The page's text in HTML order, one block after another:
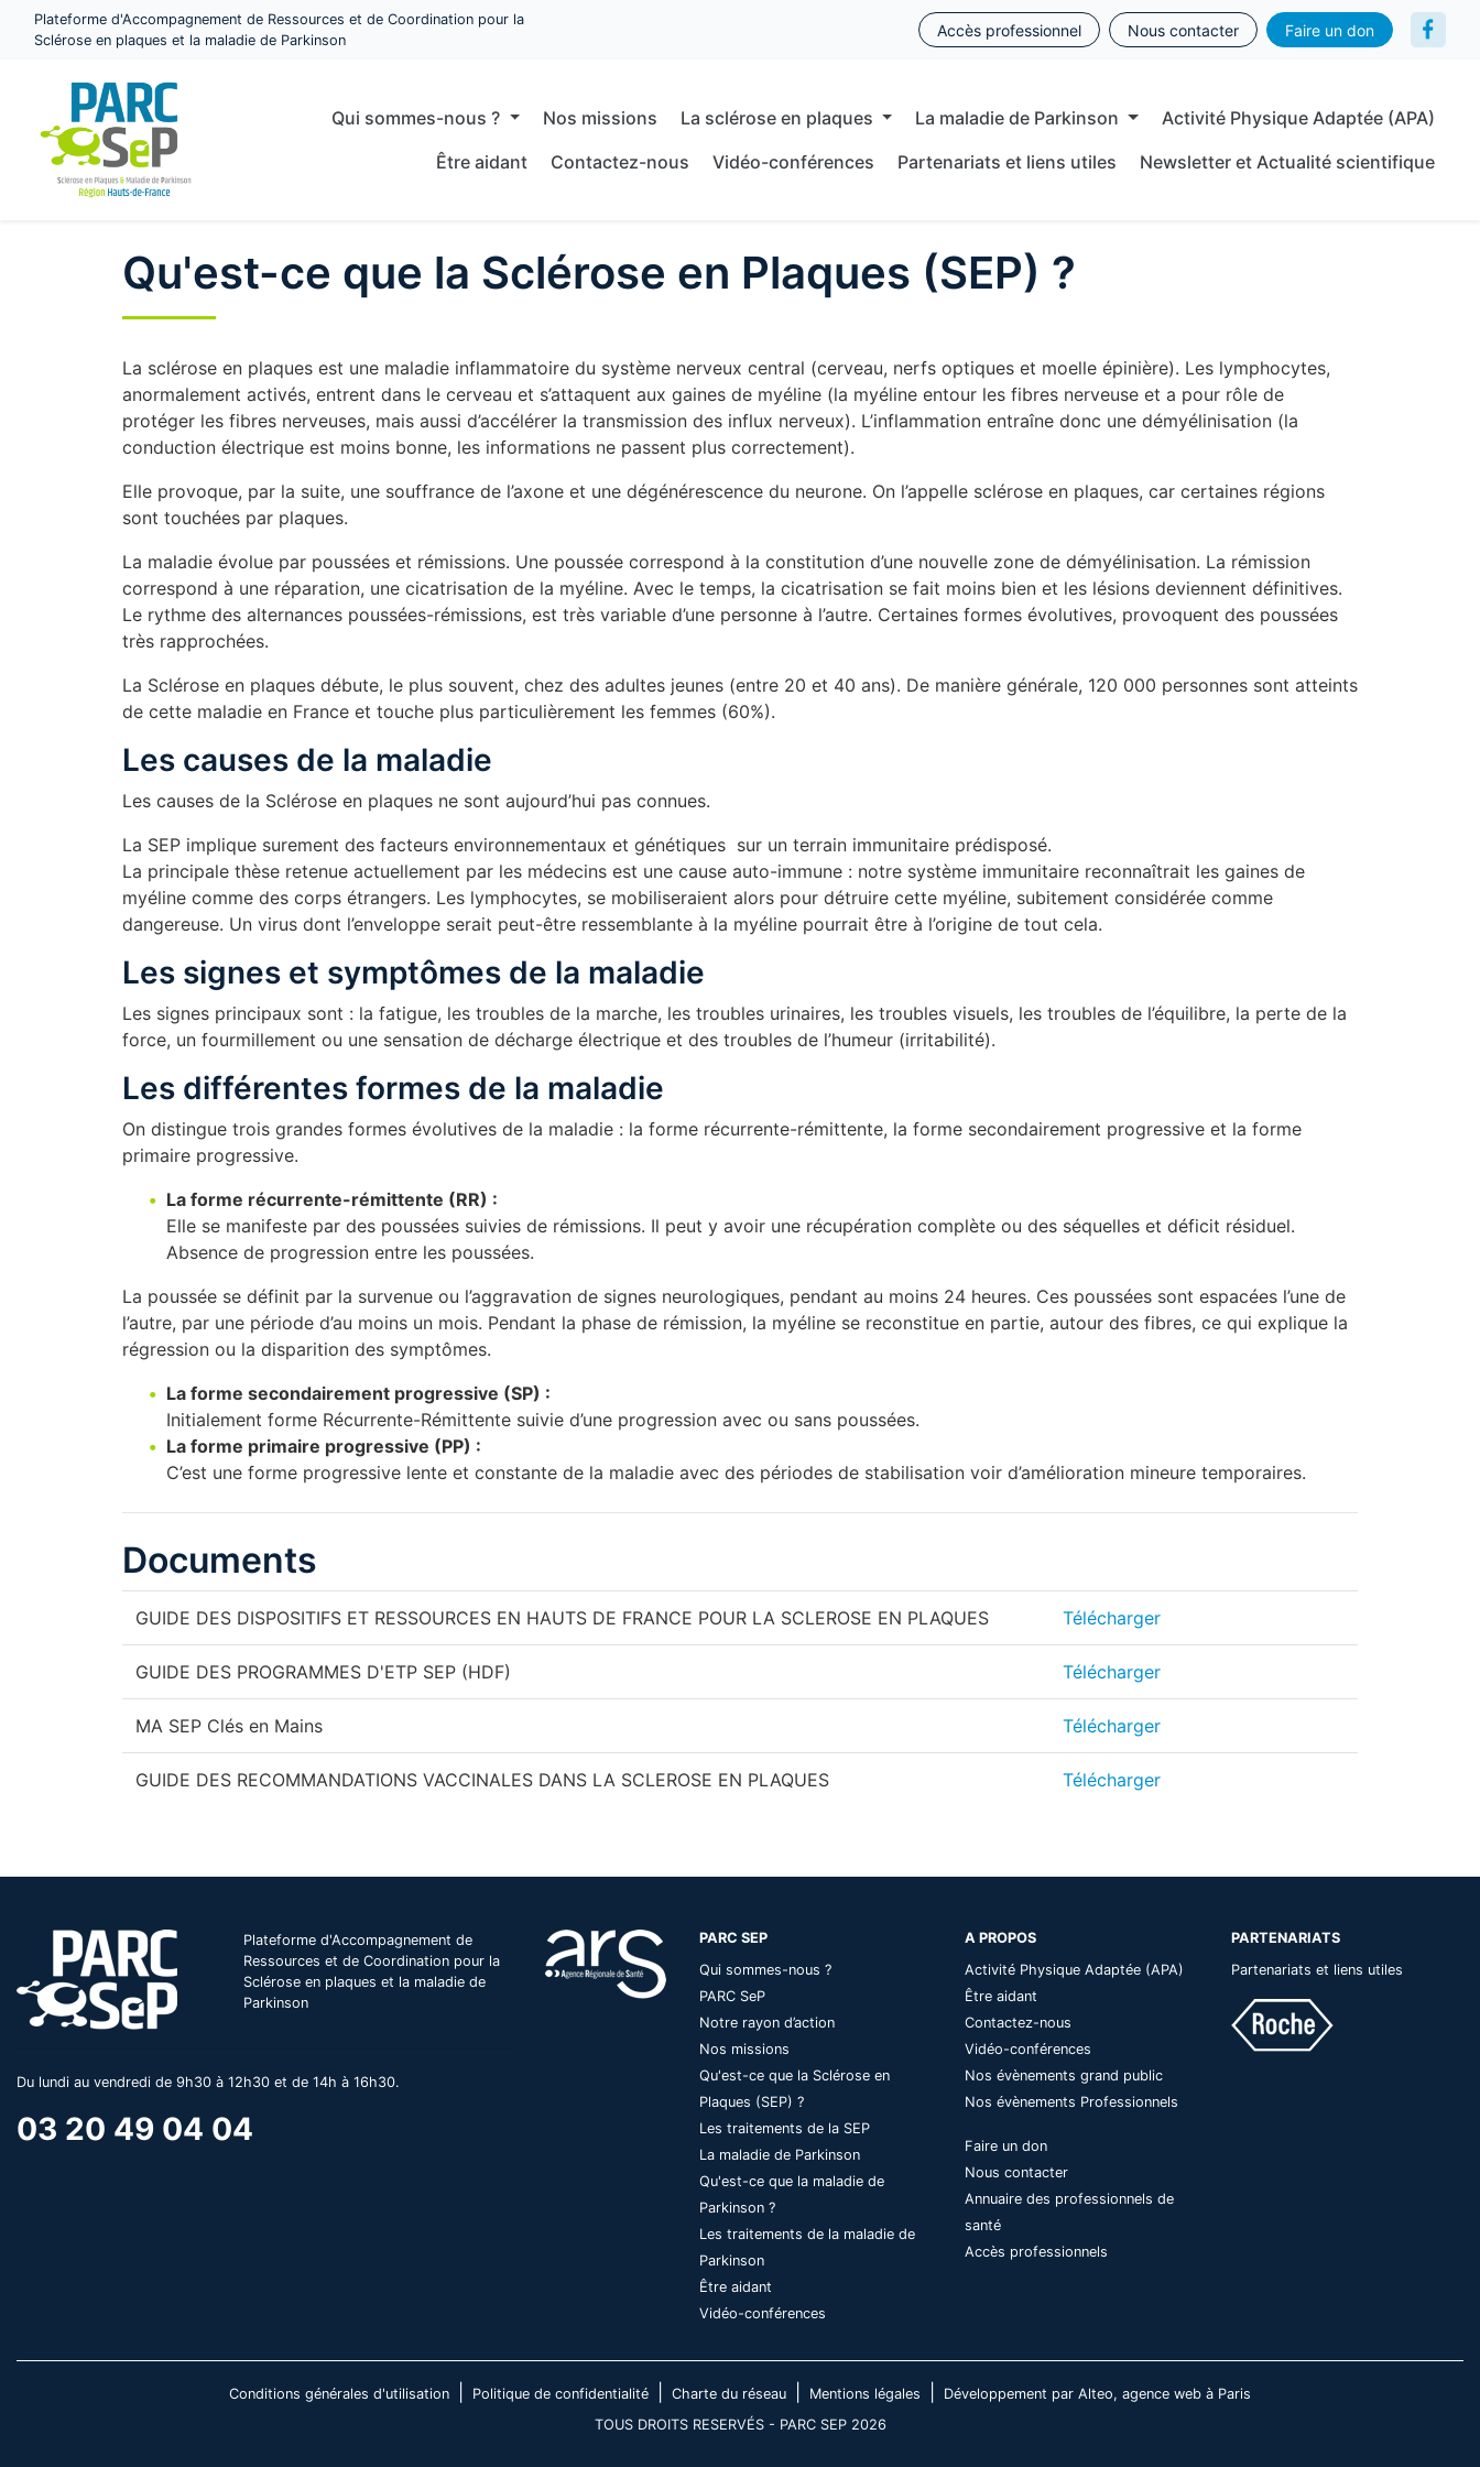
Plateforme d'Accompagnement de Ressources et de Coordination pour la
Sclérose en plaques et la maladie de Parkinson
Accès professionnel Nous contacter Faire un don
Qui sommes-nous ? Nos missions La sclérose en plaques La maladie de Parkinson
Activité Physique Adaptée (APA)
Être aidant
Contactez-nous Vidéo-conférences Partenariats et liens utiles Newsletter et Actualité scientifique
Qu'est-ce que la Sclérose en Plaques (SEP) ?
La sclérose en plaques est une maladie inflammatoire du système nerveux central (cerveau, nerfs optiques et moelle épinière). Les lymphocytes,
anormalement activés, entrent dans le cerveau et s’attaquent aux gaines de myéline (la myéline entour les fibres nerveuse et a pour rôle de
protéger les fibres nerveuses, mais aussi d’accélérer la transmission des influx nerveux). L’inflammation entraîne donc une démyélinisation (la
conduction électrique est moins bonne, les informations ne passent plus correctement).
Elle provoque, par la suite, une souffrance de l’axone et une dégénérescence du neurone. On l’appelle sclérose en plaques, car certaines régions
sont touchées par plaques.
La maladie évolue par poussées et rémissions. Une poussée correspond à la constitution d’une nouvelle zone de démyélinisation. La rémission
correspond à une réparation, une cicatrisation de la myéline. Avec le temps, la cicatrisation se fait moins bien et les lésions deviennent définitives.
Le rythme des alternances poussées-rémissions, est très variable d’une personne à l’autre. Certaines formes évolutives, provoquent des poussées
très rapprochées.
La Sclérose en plaques débute, le plus souvent, chez des adultes jeunes (entre 20 et 40 ans). De manière générale, 120 000 personnes sont atteints
de cette maladie en France et touche plus particulièrement les femmes (60%).
Les causes de la maladie
Les causes de la Sclérose en plaques ne sont aujourd’hui pas connues.
La SEP implique surement des facteurs environnementaux et génétiques sur un terrain immunitaire prédisposé.
La principale thèse retenue actuellement par les médecins est une cause auto-immune : notre système immunitaire reconnaîtrait les gaines de
myéline comme des corps étrangers. Les lymphocytes, se mobiliseraient alors pour détruire cette myéline, subitement considérée comme
dangereuse. Un virus dont l’enveloppe serait peut-être ressemblante à la myéline pourrait être à l’origine de tout cela.
Les signes et symptômes de la maladie
Les signes principaux sont : la fatigue, les troubles de la marche, les troubles urinaires, les troubles visuels, les troubles de l’équilibre, la perte de la
force, un fourmillement ou une sensation de décharge électrique et des troubles de l’humeur (irritabilité).
Les différentes formes de la maladie
On distingue trois grandes formes évolutives de la maladie : la forme récurrente-rémittente, la forme secondairement progressive et la forme
primaire progressive.
La forme récurrente-rémittente (RR) :
Elle se manifeste par des poussées suivies de rémissions. Il peut y avoir une récupération complète ou des séquelles et déficit résiduel.
Absence de progression entre les poussées.
La poussée se définit par la survenue ou l’aggravation de signes neurologiques, pendant au moins 24 heures. Ces poussées sont espacées l’une de
l’autre, par une période d’au moins un mois. Pendant la phase de rémission, la myéline se reconstitue en partie, autour des fibres, ce qui explique la
régression ou la disparition des symptômes.
La forme secondairement progressive (SP) :
Initialement forme Récurrente-Rémittente suivie d’une progression avec ou sans poussées.
La forme primaire progressive (PP) :
C’est une forme progressive lente et constante de la maladie avec des périodes de stabilisation voir d’amélioration mineure temporaires.
Documents
GUIDE DES DISPOSITIFS ET RESSOURCES EN HAUTS DE FRANCE POUR LA SCLEROSE EN PLAQUES Télécharger
GUIDE DES PROGRAMMES D'ETP SEP (HDF) Télécharger
MA SEP Clés en Mains Télécharger
GUIDE DES RECOMMANDATIONS VACCINALES DANS LA SCLEROSE EN PLAQUES Télécharger
Plateforme d'Accompagnement de
Ressources et de Coordination pour la
Sclérose en plaques et la maladie de
Parkinson
Du lundi au vendredi de 9h30 à 12h30 et de 14h à 16h30.
03 20 49 04 04
PARC SEP
Qui sommes-nous ?
PARC SeP
Notre rayon d’action
Nos missions
Qu'est-ce que la Sclérose en
Plaques (SEP) ?
Les traitements de la SEP
La maladie de Parkinson
Qu'est-ce que la maladie de
Parkinson ?
Les traitements de la maladie de
Parkinson
Être aidant
Vidéo-conférences
A PROPOS
Activité Physique Adaptée (APA)
Être aidant
Contactez-nous
Vidéo-conférences
Nos évènements grand public
Nos évènements Professionnels
Faire un don
Nous contacter
Annuaire des professionnels de
santé
Accès professionnels
PARTENARIATS
Partenariats et liens utiles
Conditions générales d'utilisation Politique de confidentialité Charte du réseau Mentions légales
Développement par Alteo, agence web à Paris
TOUS DROITS RESERVÉS - PARC SEP 2026